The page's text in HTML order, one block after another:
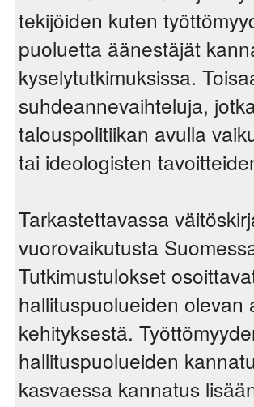
tekijöiden kuten
puoluetta äänestäjät
kyselytutkimuksissa.
suhdeannevaihteluja,
talouspolitiikan avulla
tai ideologisten
Tarkastettavassa
vuorovaikutusta
Tutkimustulokset
hallituspuolueiden
kehityksestä.
hallituspuolueiden
kasvaessa kannatus